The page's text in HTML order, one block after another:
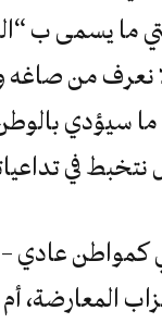
ما يسمى ب
نعرف من
ما سيؤدي
نتخبط في
عادي –
المعارضة،